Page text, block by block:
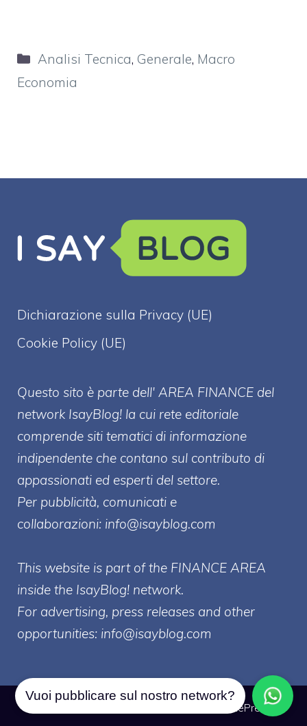
Categorie
Analisi Tecnica, Generale, Macro
Economia
Dichiarazione sulla Privacy (UE)
Cookie Policy (UE)
Questo sito è parte dell' AREA FINANCE del
network IsayBlog! la cui rete editoriale
comprende siti tematici di informazione
indipendente che contano sul contributo di
appassionati ed esperti del settore.
Per pubblicità, comunicati e
collaborazioni: info@isayblog.com
This website is part of the FINANCE AREA
inside the IsayBlog! network.
For advertising, press releases and other
opportunities: info@isayblog.com
GeneratePress
Vuoi pubblicare sul nostro network?